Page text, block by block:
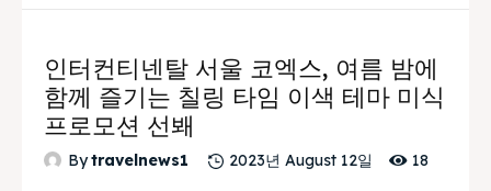
인터컨티넨탈 서울 코엑스, 여름 밤에
함께 즐기는 칠링 타임 이색 테마 미식
프로모션 선봬
Bytravelnews1 2023년 August 12일 18